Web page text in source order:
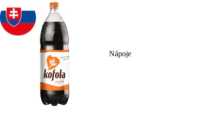
Nápoje